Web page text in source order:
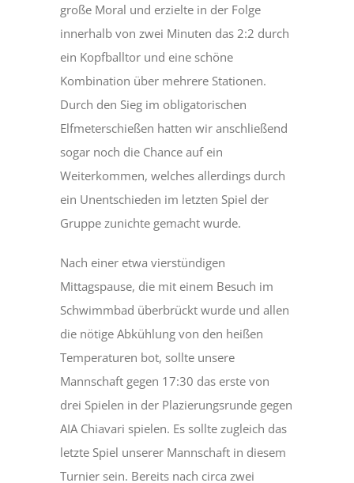
große Moral und erzielte in der Folge
innerhalb von zwei Minuten das 2:2 durch
ein Kopfballtor und eine schöne
Kombination über mehrere Stationen.
Durch den Sieg im obligatorischen
Elfmeterschießen hatten wir anschließend
sogar noch die Chance auf ein
Weiterkommen, welches allerdings durch
ein Unentschieden im letzten Spiel der
Gruppe zunichte gemacht wurde.
Nach einer etwa vierstündigen
Mittagspause, die mit einem Besuch im
Schwimmbad überbrückt wurde und allen
die nötige Abkühlung von den heißen
Temperaturen bot, sollte unsere
Mannschaft gegen 17:30 das erste von
drei Spielen in der Plazierungsrunde gegen
AIA Chiavari spielen. Es sollte zugleich das
letzte Spiel unserer Mannschaft in diesem
Turnier sein. Bereits nach circa zwei